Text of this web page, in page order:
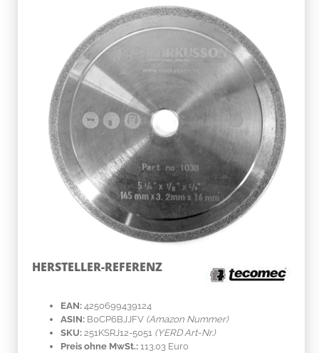
HERSTELLER-REFERENZ
EAN: 4250699439124
ASIN: B0CP6BJJFV (Amazon Nummer)
SKU: 251KSRJ12-5051 (YERD Art-Nr.)
Preis ohne MwSt.: 113.03 Euro